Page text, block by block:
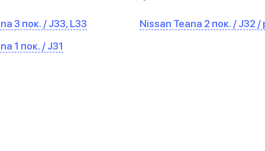
3 пок. / J33, L33 Nissan Teana 2 пок. / J32 /
1 пок. / J31